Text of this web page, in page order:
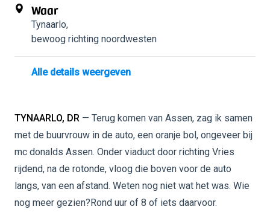
Waar
Tynaarlo,
bewoog richting noordwesten
Alle details weergeven
TYNAARLO, DR — Terug komen van Assen, zag ik samen
met de buurvrouw in de auto, een oranje bol, ongeveer bij
mc donalds Assen. Onder viaduct door richting Vries
rijdend, na de rotonde, vloog die boven voor de auto
langs, van een afstand. Weten nog niet wat het was. Wie
nog meer gezien?Rond uur of 8 of iets daarvoor.